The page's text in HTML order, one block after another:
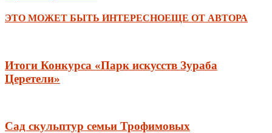
ЭТО МОЖЕТ БЫТЬ ИНТЕРЕСНОЕЩЕ ОТ АВТОРА
Итоги Конкурса «Парк искусств Зураба
Церетели»
Сад скульптур семьи Трофимовых